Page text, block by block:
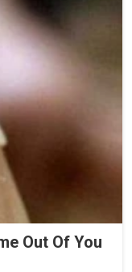
Out Of You